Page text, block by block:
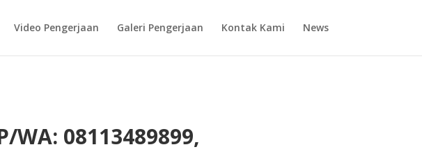
Video Pengerjaan Galeri Pengerjaan Kontak Kami News
WA: 08113489899,